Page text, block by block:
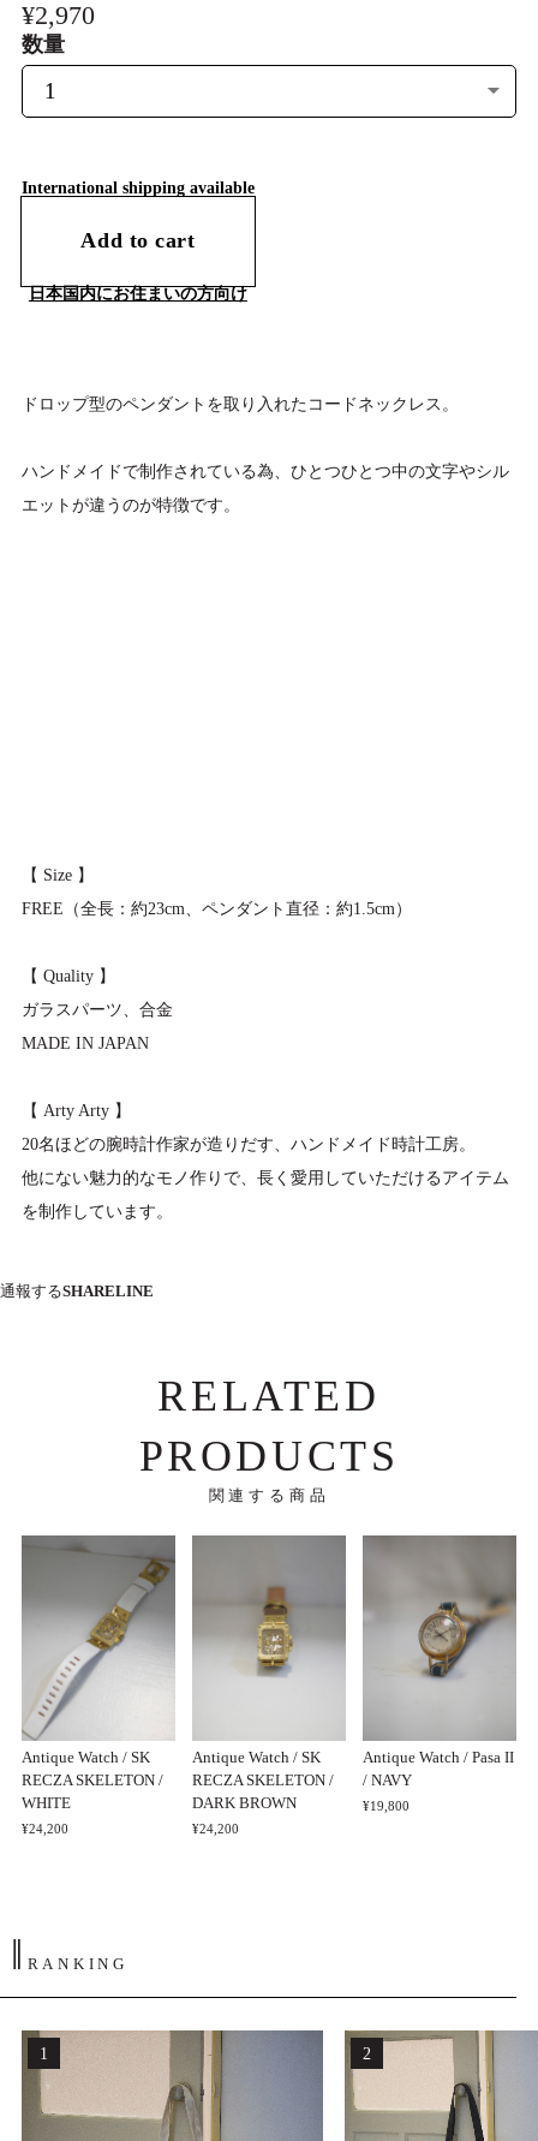
¥2,970
数量
International shipping available
Add to cart
日本国内にお住まいの方向け
ドロップ型のペンダントを取り入れたコードネックレス。
ハンドメイドで制作されている為、ひとつひとつ中の文字やシル
エットが違うのが特徴です。
【 Size 】
FREE（全長：約23cm、ペンダント直径：約1.5cm）
【 Quality 】
ガラスパーツ、合金
MADE IN JAPAN
【 Arty Arty 】
20名ほどの腕時計作家が造りだす、ハンドメイド時計工房。
他にない魅力的なモノ作りで、長く愛用していただけるアイテム
を制作しています。
通報するSHARELINE
RELATED
PRODUCTS
関連する商品
Antique Watch / SK
RECZA SKELETON /
WHITE
¥24,200
Antique Watch / SK
RECZA SKELETON /
DARK BROWN
¥24,200
Antique Watch / Pasa II
/ NAVY
¥19,800
‖ RANKING